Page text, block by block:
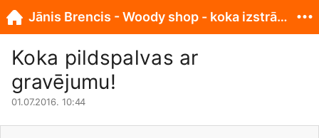
Koka pildspalvas ar
gravējumu!
01.07.2016. 10:44
Jānis Brencis - Woody shop - koka izstrādājumi